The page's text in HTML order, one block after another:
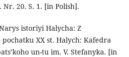
20. S. 1. [in Polish].
istoriyi Halycha: Z
XX st. Halych: Kafedra
un-tu im. V. Stefanyka. [in